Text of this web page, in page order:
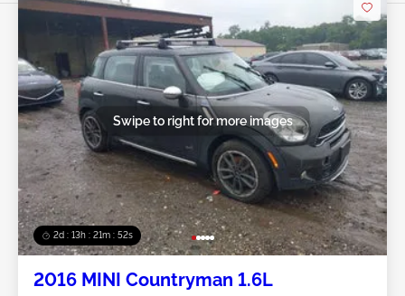
2d : 13h : 21m : 49s
Swipe to right for more images
2016 MINI Countryman 1.6L